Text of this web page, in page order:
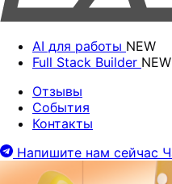
AI для работы NEW
Full Stack Builder NEW
Отзывы
События
Контакты
Напишите нам сейчас